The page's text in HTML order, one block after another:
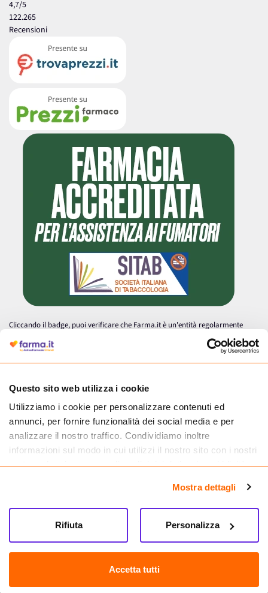
Questo sito web utilizza i cookie
Utilizziamo i cookie per personalizzare contenuti ed
annunci, per fornire funzionalità dei social media e per
analizzare il nostro traffico. Condividiamo inoltre
informazioni sul modo in cui utilizzi il nostro sito con i nostri
partner che si occupano di analisi dei dati web, pubblicità e
informazioni che hai fornito loro o che hanno raccolto dal
tuo utilizzo dei loro servizi.
Mostra dettagli
Accetta tutti
Personalizza
Rifiuta
4,7/5
122.265
Recensioni
Cliccando il badge, puoi verificare che Farma.it è un'entità regolarmente
autorizzata dal Ministero della Salute a effettuare la vendita online di
medicinali.
Farma.it S.a.s. P. IVA 07417261216 REA: NA-884088
CREDITS
Sede legale Via delle Repubbliche Marinare 128, 80147 Napoli